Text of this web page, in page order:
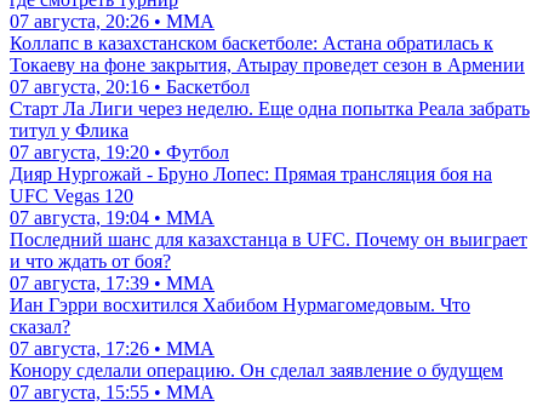
07 августа, 20:26 • ММА
Коллапс в казахстанском баскетболе: Астана обратилась к
Токаеву на фоне закрытия, Атырау проведет сезон в Армении
07 августа, 20:16 • Баскетбол
Старт Ла Лиги через неделю. Еще одна попытка Реала забрать
титул у Флика
07 августа, 19:20 • Футбол
Дияр Нургожай - Бруно Лопес: Прямая трансляция боя на
UFC Vegas 120
07 августа, 19:04 • ММА
Последний шанс для казахстанца в UFC. Почему он выиграет
и что ждать от боя?
07 августа, 17:39 • ММА
Иан Гэрри восхитился Хабибом Нурмагомедовым. Что
сказал?
07 августа, 17:26 • ММА
Конору сделали операцию. Он сделал заявление о будущем
07 августа, 15:55 • ММА